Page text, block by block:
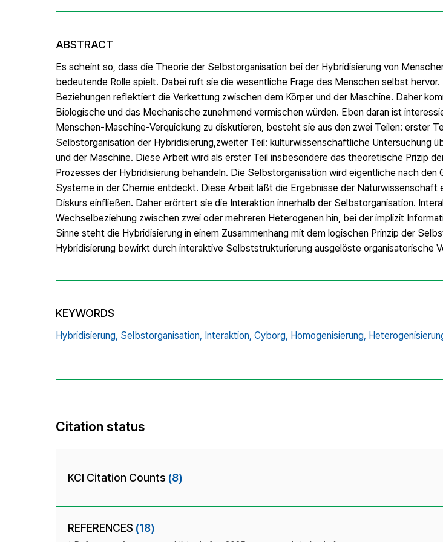
ABSTRACT
Es scheint so, dass die Theorie der Selbstorganisation bei der Hybridisierung von
bedeutende Rolle spielt. Dabei ruft sie die wesentliche Frage des Menschen selbst
Beziehungen reflektiert die Verkettung zwischen dem Körper und der Maschine. Daher
Biologische und das Mechanische zunehmend vermischen würden. Eben daran ist
Menschen-Maschine-Verquickung zu diskutieren, besteht sie aus den zwei Teilen: erster
Selbstorganisation der Hybridisierung,zweiter Teil: kulturwissenschaftliche Untersuchung
und der Maschine. Diese Arbeit wird als erster Teil insbesondere das theoretische Prizip
Prozesses der Hybridisierung behandeln. Die Selbstorganisation wird eigentliche nach den
Systeme in der Chemie entdeckt. Diese Arbeit läßt die Ergebnisse der
Diskurs einfließen. Daher erörtert sie die Interaktion innerhalb der Selbstorganisation.
Wechselbeziehung zwischen zwei oder mehreren Heterogenen hin, bei der implizit
Sinne steht die Hybridisierung in einem Zusammenhang mit dem logischen Prinzip der
Hybridisierung bewirkt durch interaktive Selbststrukturierung ausgelöste organisatorische
KEYWORDS
Hybridisierung, Selbstorganisation, Interaktion, Cyborg, Homogenisierung,
Citation status
KCI Citation Counts (8)
REFERENCES (18)